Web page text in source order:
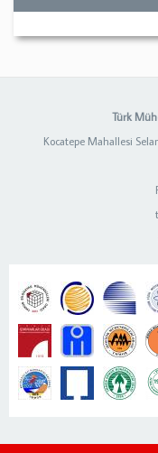
Türk
Kocatepe Mahallesi